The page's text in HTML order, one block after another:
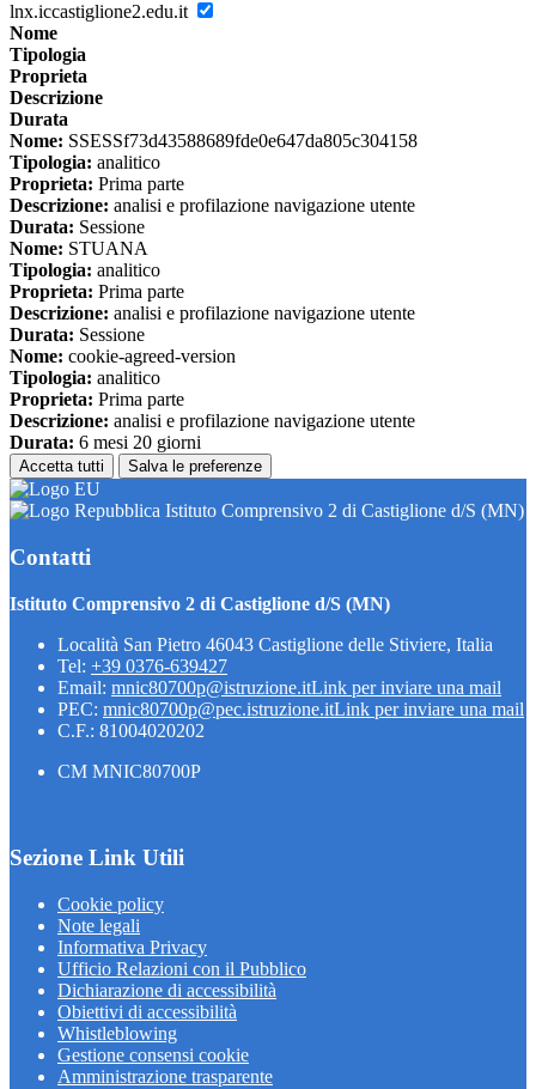
lnx.iccastiglione2.edu.it
Nome
Tipologia
Proprieta
Descrizione
Durata
Nome: SSESSf73d43588689fde0e647da805c304158
Tipologia: analitico
Proprieta: Prima parte
Descrizione: analisi e profilazione navigazione utente
Durata: Sessione
Nome: STUANA
Tipologia: analitico
Proprieta: Prima parte
Descrizione: analisi e profilazione navigazione utente
Durata: Sessione
Nome: cookie-agreed-version
Tipologia: analitico
Proprieta: Prima parte
Descrizione: analisi e profilazione navigazione utente
Durata: 6 mesi 20 giorni
Accetta tutti Salva le preferenze
Istituto Comprensivo 2 di Castiglione d/S (MN)
Contatti
Istituto Comprensivo 2 di Castiglione d/S (MN)
Località San Pietro 46043 Castiglione delle Stiviere, Italia
Tel: +39 0376-639427
Email: mnic80700p@istruzione.itLink per inviare una mail
PEC: mnic80700p@pec.istruzione.itLink per inviare una mail
C.F.: 81004020202
CM MNIC80700P
Sezione Link Utili
Cookie policy
Note legali
Informativa Privacy
Ufficio Relazioni con il Pubblico
Dichiarazione di accessibilità
Obiettivi di accessibilità
Whistleblowing
Gestione consensi cookie
Amministrazione trasparente